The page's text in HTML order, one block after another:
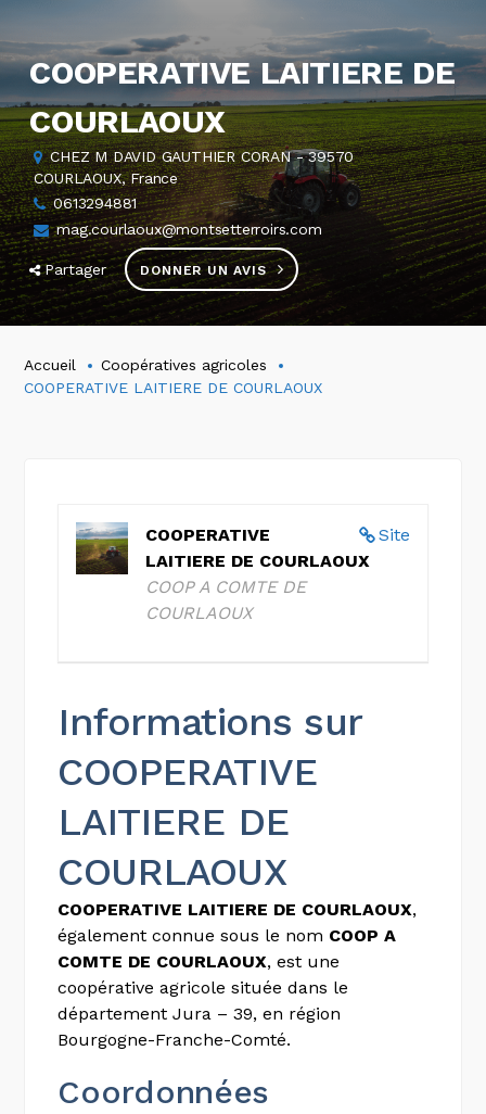
COOPERATIVE LAITIERE DE
COURLAOUX
CHEZ M DAVID GAUTHIER CORAN - 39570
COURLAOUX, France
0613294881
mag.courlaoux@montsetterroirs.com
Partager DONNER UN AVIS
Accueil
Coopératives agricoles
COOPERATIVE LAITIERE DE COURLAOUX
Site
COOPERATIVE
LAITIERE DE COURLAOUX
COOP A COMTE DE
COURLAOUX
Informations sur
COOPERATIVE
LAITIERE DE
COURLAOUX
COOPERATIVE LAITIERE DE COURLAOUX,
également connue sous le nom COOP A
COMTE DE COURLAOUX, est une
coopérative agricole située dans le
département Jura – 39, en région
Bourgogne-Franche-Comté.
Coordonnées